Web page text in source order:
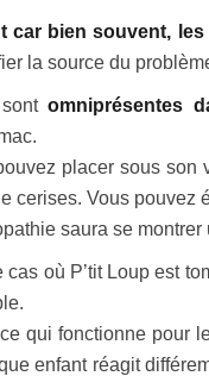
car bien souvent,
la source du
omniprésentes
placer sous
cerises. Vous pouvez
saura se
cas où P’tit Loup est
qui fonctionne pour
enfant réagit